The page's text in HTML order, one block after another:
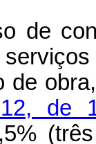
de
de
de